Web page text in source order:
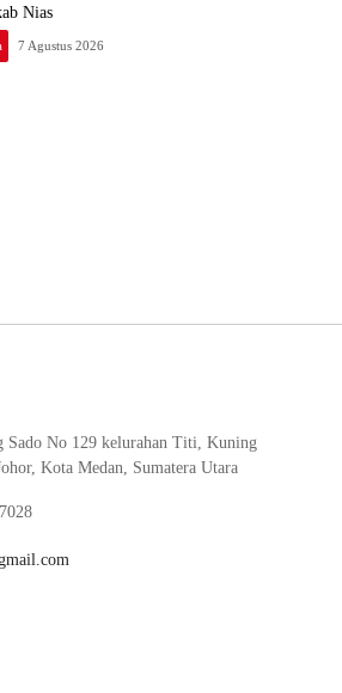
Nias
7 Agustus 2026
Sado No 129 kelurahan Titi, Kuning
Kota Medan, Sumatera Utara